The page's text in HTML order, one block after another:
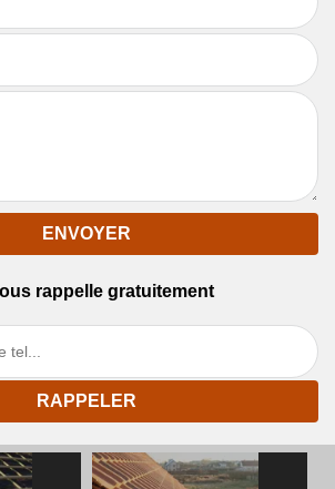
rappelle gratuitement